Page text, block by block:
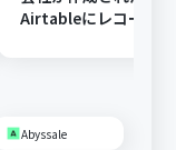
Airtableにレコード
Abyssale